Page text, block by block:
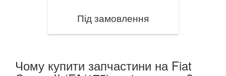
Під замовлення
Чому купити запчастини на Fiat